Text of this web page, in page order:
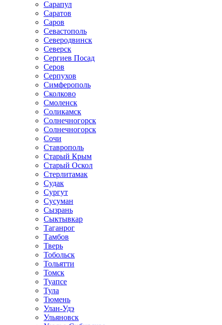
Сарапул
Саратов
Саров
Севастополь
Северодвинск
Северск
Сергиев Посад
Серов
Серпухов
Симферополь
Сколково
Смоленск
Соликамск
Солнечногорск
Солнечногорск
Сочи
Ставрополь
Старый Крым
Старый Оскол
Стерлитамак
Судак
Сургут
Сусуман
Сызрань
Сыктывкар
Таганрог
Тамбов
Тверь
Тобольск
Тольятти
Томск
Туапсе
Тула
Тюмень
Улан-Удэ
Ульяновск